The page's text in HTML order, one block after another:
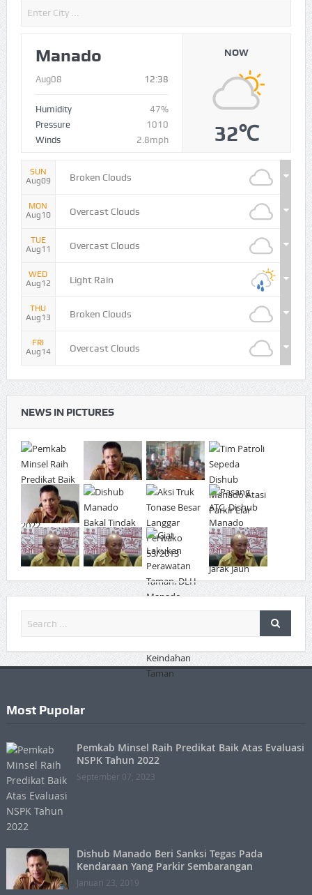
Manado
Aug08 12:38
Humidity
47%
Pressure
1010
Winds
2.8mph
NOW
32℃
SUN
Aug09
Broken Clouds
MON
Aug10
Overcast Clouds
TUE
Aug11
Overcast Clouds
WED
Aug12
Light Rain
THU
Aug13
Broken Clouds
FRI
Aug14
Overcast Clouds
NEWS IN PICTURES
Most Pupolar
Pemkab Minsel Raih Predikat Baik Atas Evaluasi
NSPK Tahun 2022
September 07, 2023
Dishub Manado Beri Sanksi Tegas Pada
Kendaraan Yang Parkir Sembarangan
Januari 23, 2019